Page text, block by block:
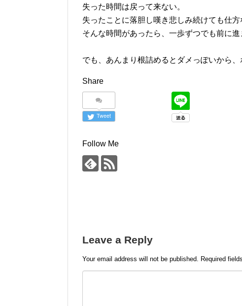
失った時間は戻って来ない。
失ったことに落胆し嘆き悲しみ続けても仕方
そんな時間があったら、一歩ずつでも前に進
でも、あんまり根詰めるとダメっぽいから、
Share
Tweet
Follow Me
Leave a Reply
Your email address will not be published. Required